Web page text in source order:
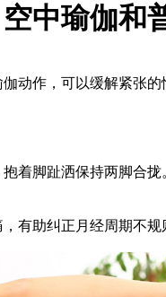
空中瑜伽和
作，可以缓解紧张
脚趾洒保持两脚合
助纠正月经周期不规